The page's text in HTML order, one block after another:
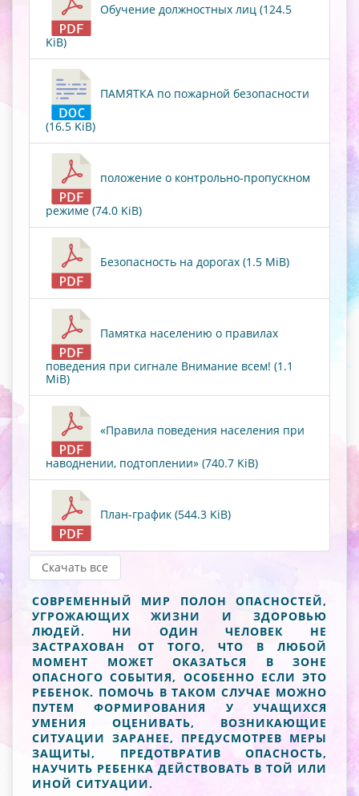
Обучение должностных лиц (124.5
KiB)
ПАМЯТКА по пожарной безопасности
(16.5 KiB)
положение о контрольно-пропускном
режиме (74.0 KiB)
Безопасность на дорогах (1.5 MiB)
Памятка населению о правилах
поведения при сигнале Внимание всем! (1.1
MiB)
«Правила поведения населения при
наводнении, подтоплении» (740.7 KiB)
План-график (544.3 KiB)
Скачать все
СОВРЕМЕННЫЙ МИР ПОЛОН ОПАСНОСТЕЙ,
УГРОЖАЮЩИХ ЖИЗНИ И ЗДОРОВЬЮ
ЛЮДЕЙ. НИ ОДИН ЧЕЛОВЕК НЕ
ЗАСТРАХОВАН ОТ ТОГО, ЧТО В ЛЮБОЙ
МОМЕНТ МОЖЕТ ОКАЗАТЬСЯ В ЗОНЕ
ОПАСНОГО СОБЫТИЯ, ОСОБЕННО ЕСЛИ ЭТО
РЕБЕНОК. ПОМОЧЬ В ТАКОМ СЛУЧАЕ МОЖНО
ПУТЕМ ФОРМИРОВАНИЯ У УЧАЩИХСЯ
УМЕНИЯ ОЦЕНИВАТЬ, ВОЗНИКАЮЩИЕ
СИТУАЦИИ ЗАРАНЕЕ, ПРЕДУСМОТРЕВ МЕРЫ
ЗАЩИТЫ, ПРЕДОТВРАТИВ ОПАСНОСТЬ,
НАУЧИТЬ РЕБЕНКА ДЕЙСТВОВАТЬ В ТОЙ ИЛИ
ИНОЙ СИТУАЦИИ.